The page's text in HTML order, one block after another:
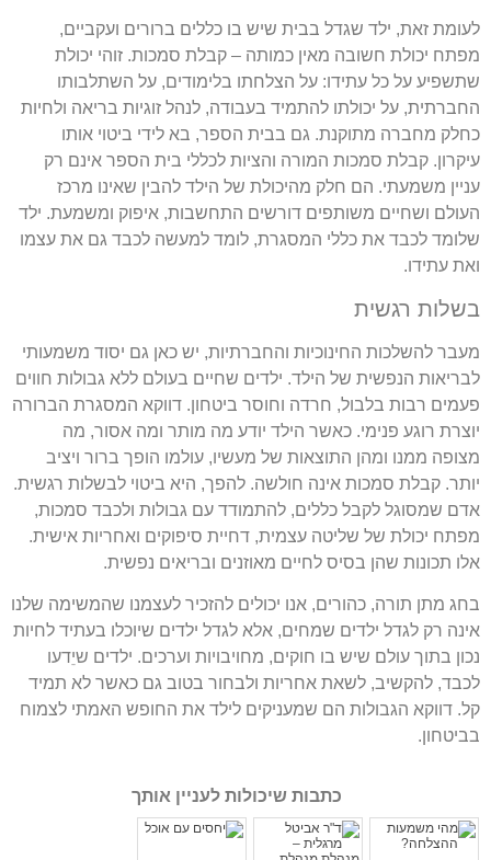
לעומת זאת, ילד שגדל בבית שיש בו כללים ברורים ועקביים,
מפתח יכולת חשובה מאין כמותה – קבלת סמכות. זוהי יכולת
שתשפיע על כל עתידו: על הצלחתו בלימודים, על השתלבותו
החברתית, על יכולתו להתמיד בעבודה, לנהל זוגיות בריאה ולחיות
כחלק מחברה מתוקנת. גם בבית הספר, בא לידי ביטוי אותו
עיקרון. קבלת סמכות המורה והציות לכללי בית הספר אינם רק
עניין משמעתי. הם חלק מהיכולת של הילד להבין שאינו מרכז
העולם ושחיים משותפים דורשים התחשבות, איפוק ומשמעת. ילד
שלומד לכבד את כללי המסגרת, לומד למעשה לכבד גם את עצמו
ואת עתידו.
בשלות רגשית
מעבר להשלכות החינוכיות והחברתיות, יש כאן גם יסוד משמעותי
לבריאות הנפשית של הילד. ילדים שחיים בעולם ללא גבולות חווים
פעמים רבות בלבול, חרדה וחוסר ביטחון. דווקא המסגרת הברורה
יוצרת רוגע פנימי. כאשר הילד יודע מה מותר ומה אסור, מה
מצופה ממנו ומהן התוצאות של מעשיו, עולמו הופך ברור ויציב
יותר. קבלת סמכות אינה חולשה. להפך, היא ביטוי לבשלות רגשית.
אדם שמסוגל לקבל כללים, להתמודד עם גבולות ולכבד סמכות,
מפתח יכולת של שליטה עצמית, דחיית סיפוקים ואחריות אישית.
אלו תכונות שהן בסיס לחיים מאוזנים ובריאים נפשית.
בחג מתן תורה, כהורים, אנו יכולים להזכיר לעצמנו שהמשימה שלנו
אינה רק לגדל ילדים שמחים, אלא לגדל ילדים שיוכלו בעתיד לחיות
נכון בתוך עולם שיש בו חוקים, מחויבויות וערכים. ילדים שיֵדעו
לכבד, להקשיב, לשאת אחריות ולבחור בטוב גם כאשר לא תמיד
קל. דווקא הגבולות הם שמעניקים לילד את החופש האמתי לצמוח
בביטחון.
כתבות שיכולות לעניין אותך